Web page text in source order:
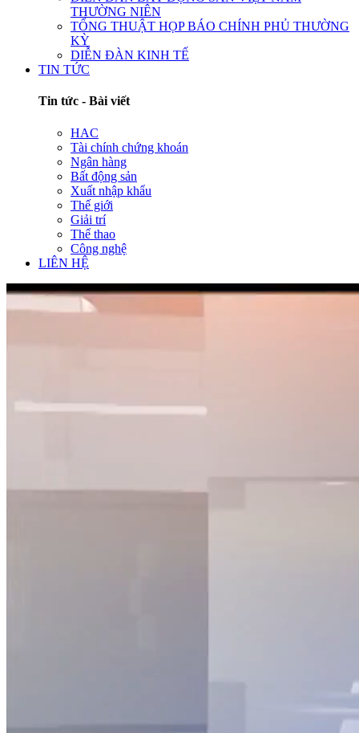
THƯỜNG NIÊN
TỔNG THUẬT HỌP BÁO CHÍNH PHỦ THƯỜNG
KỲ
DIỄN ĐÀN KINH TẾ
TIN TỨC
Tin tức - Bài viết
HAC
Tài chính chứng khoán
Ngân hàng
Bất động sản
Xuất nhập khẩu
Thế giới
Giải trí
Thể thao
Công nghệ
LIÊN HỆ